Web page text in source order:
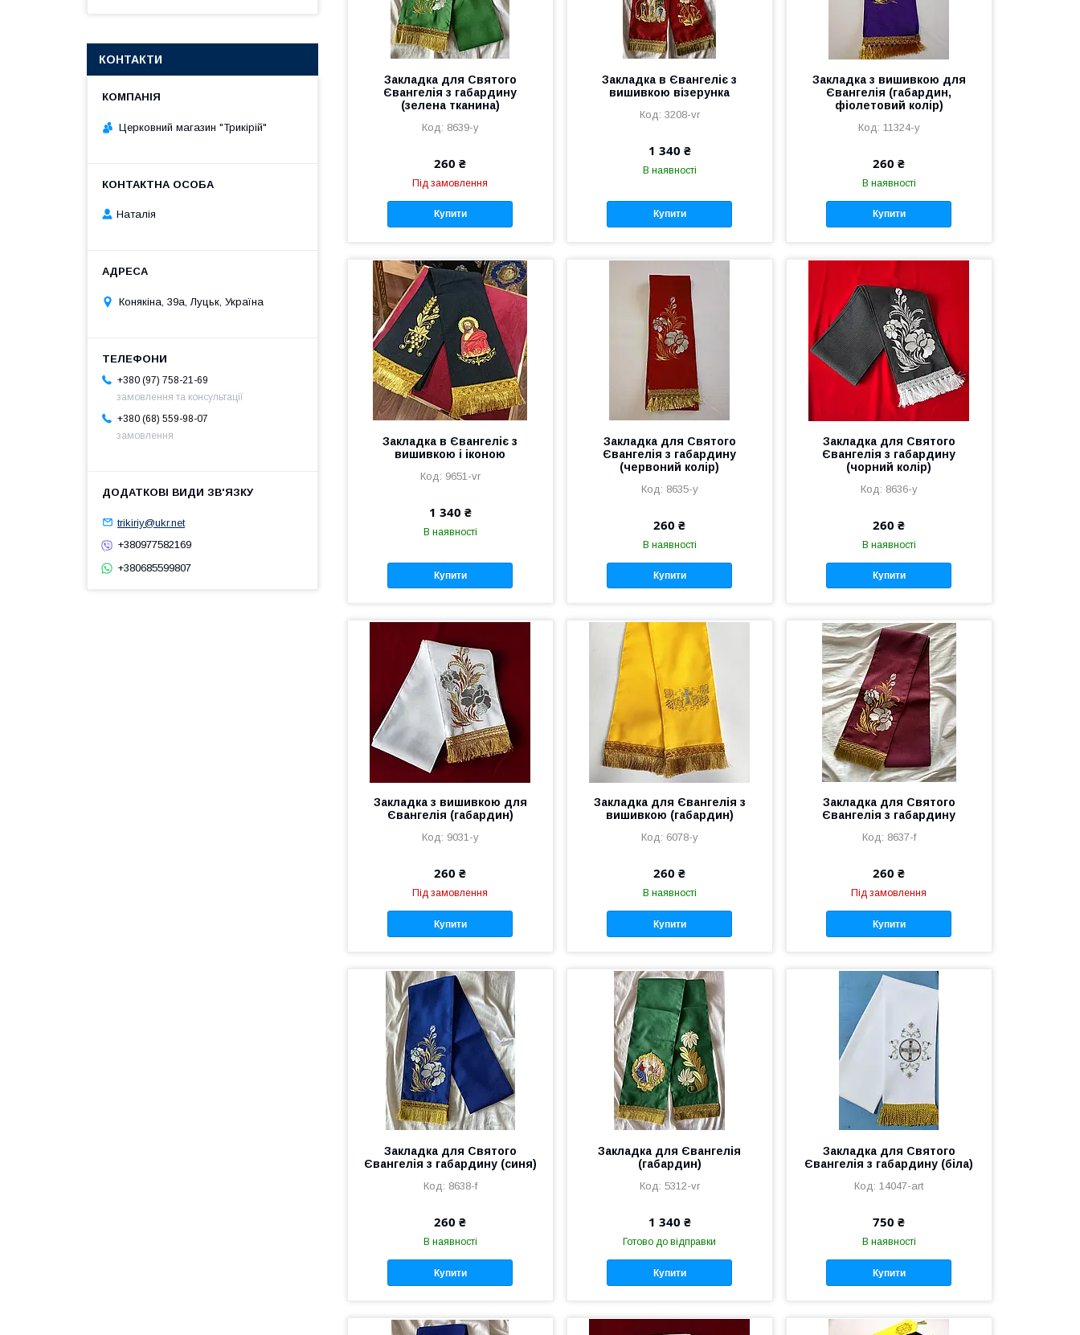
Закладка для Святого
Євангелія з габардину
(зелена тканина)
8639-y
260 ₴
Під замовлення
Купити
Закладка в Євангеліє з
вишивкою візерунка
3208-vr
1 340 ₴
В наявності
Купити
Закладка з вишивкою для
Євангелія (габардин,
фіолетовий колір)
11324-y
260 ₴
В наявності
Купити
Закладка в Євангеліє з
вишивкою і іконою
9651-vr
1 340 ₴
В наявності
Купити
Закладка для Святого
Євангелія з габардину
(червоний колір)
8635-y
260 ₴
В наявності
Купити
Закладка для Святого
Євангелія з габардину
(чорний колір)
8636-y
260 ₴
В наявності
Купити
Закладка з вишивкою для
Євангелія (габардин)
9031-y
260 ₴
Під замовлення
Купити
Закладка для Євангелія з
вишивкою (габардин)
6078-y
260 ₴
В наявності
Купити
Закладка для Святого
Євангелія з габардину
8637-f
260 ₴
Під замовлення
Купити
Закладка для Святого
Євангелія з габардину (синя)
8638-f
260 ₴
В наявності
Купити
Закладка для Євангелія
(габардин)
5312-vr
1 340 ₴
Готово до відправки
Купити
Закладка для Святого
Євангелія з габардину (біла)
14047-art
750 ₴
В наявності
Купити
КОНТАКТИ
Церковний магазин "Трикірій"
Наталія
Конякіна, 39а, Луцьк, Україна
+380 (97) 758-21-69
замовлення та консультації
+380 (68) 559-98-07
замовлення
trikiriy@ukr.net
+380977582169
+380685599807